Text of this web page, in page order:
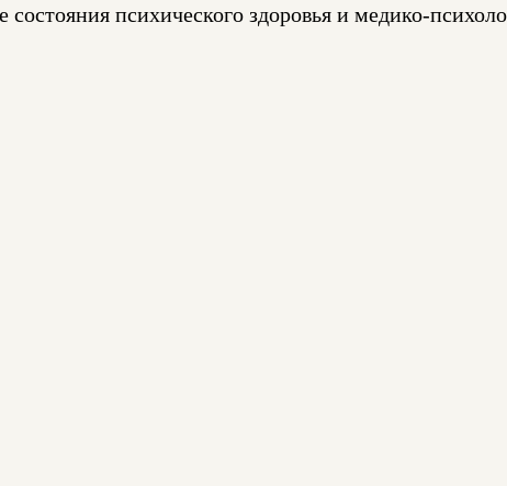
психического здоровья и медико-